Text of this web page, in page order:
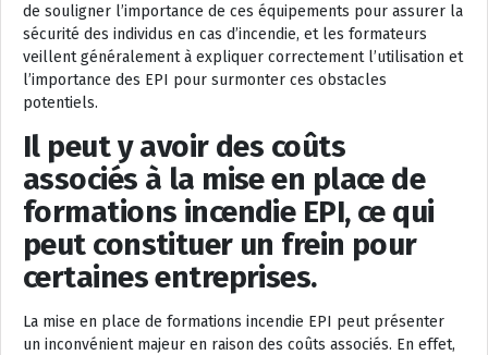
de souligner l’importance de ces équipements pour assurer la
sécurité des individus en cas d’incendie, et les formateurs
veillent généralement à expliquer correctement l’utilisation et
l’importance des EPI pour surmonter ces obstacles
potentiels.
Il peut y avoir des coûts
associés à la mise en place de
formations incendie EPI, ce qui
peut constituer un frein pour
certaines entreprises.
La mise en place de formations incendie EPI peut présenter
un inconvénient majeur en raison des coûts associés. En effet,